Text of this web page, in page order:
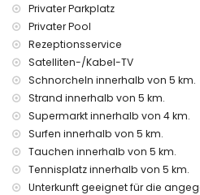
Xàbia) (innerhalb von 5
Sehenswürdigkeiten und Kultur
Museum (Histórico de Xàbia),
Puerto, Xàbia), Ruine (Pueblo
(Molinos de Viento, Xàbia),
(Pueblo Histórico, Xàbia) und
Burg (Portal de la Vila und
Kilometern von der Unterkunft)
Sport
Privater Parkplatz
Privater Pool
Rezeptionsservice
Satelliten-/Kabel-TV
Schnorcheln innerhalb von 5 km.
Strand innerhalb von 5 km.
Supermarkt innerhalb von 4 km.
Surfen innerhalb von 5 km.
Tauchen innerhalb von 5 km.
Tennisplatz innerhalb von 5 km.
Unterkunft geeignet für die